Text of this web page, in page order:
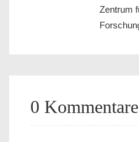
Zentrum
0 Kommentare